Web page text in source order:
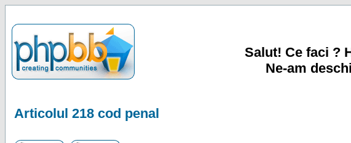
Salut! Ce faci ?
Ne-am
Articolul 218 cod penal